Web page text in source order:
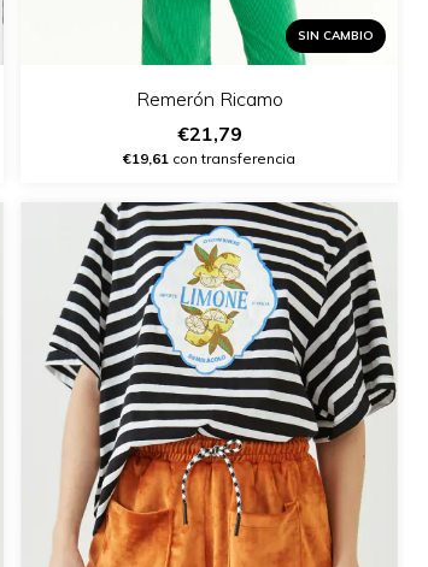
SIN CAMBIO
Remerón Ricamo
€21,79
€19,61 con transferencia